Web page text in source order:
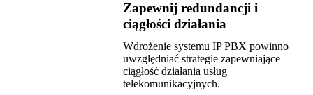
Zapewnij redundancji i
ciągłości działania
Wdrożenie systemu IP PBX powinno
uwzględniać strategie zapewniające
ciągłość działania usług
telekomunikacyjnych.